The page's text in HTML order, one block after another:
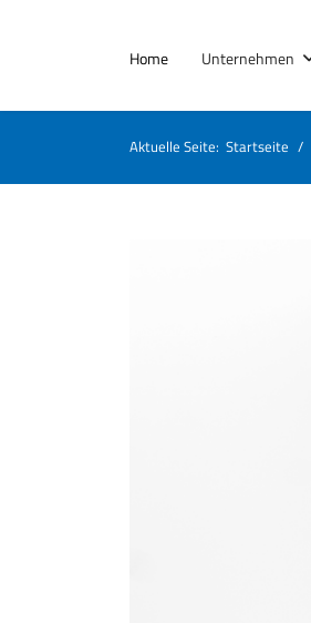
Home Unternehmen
Aktuelle Seite: Startseite